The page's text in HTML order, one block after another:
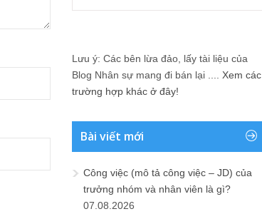
Lưu ý: Các bên lừa đảo, lấy tài liệu của
Blog Nhân sự mang đi bán lại .... Xem các
trường hợp khác ở đây!
Bài viết mới
Công việc (mô tả công việc – JD) của
trưởng nhóm và nhân viên là gì?
07.08.2026